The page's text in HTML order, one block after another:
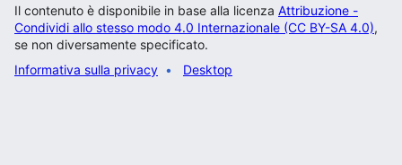
Il contenuto è disponibile in base alla licenza Attribuzione -
Condividi allo stesso modo 4.0 Internazionale (CC BY-SA 4.0),
se non diversamente specificato.
Informativa sulla privacy
Desktop